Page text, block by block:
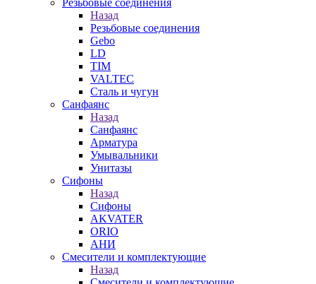
Резьбовые соединения
Назад
Резьбовые соединения
Gebo
LD
TIM
VALTEC
Сталь и чугун
Санфаянс
Назад
Санфаянс
Арматура
Умывальники
Унитазы
Сифоны
Назад
Сифоны
AKVATER
ORIO
АНИ
Смесители и комплектующие
Назад